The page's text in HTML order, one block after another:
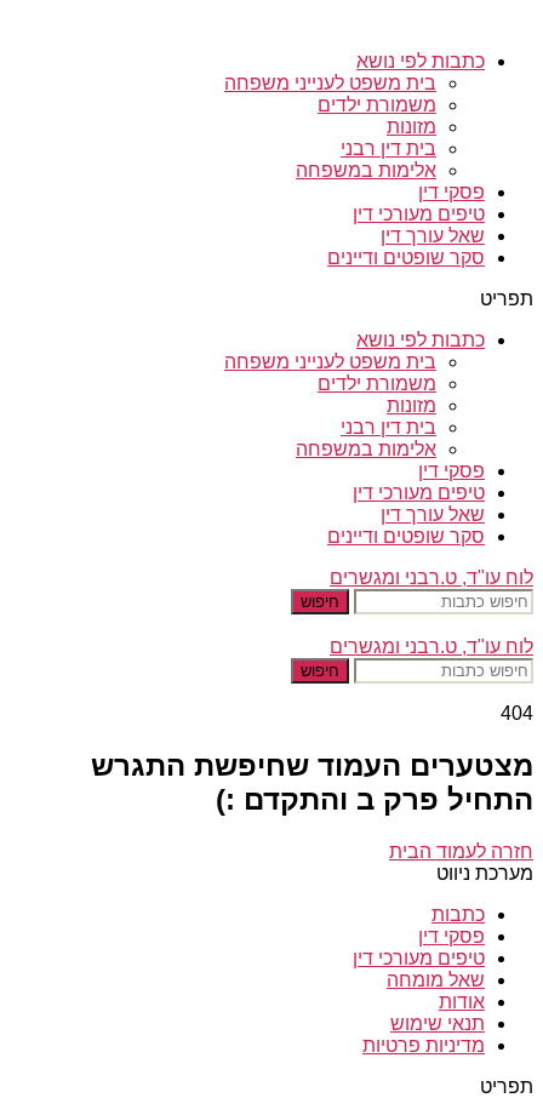
כתבות לפי נושא
בית משפט לענייני משפחה
משמורת ילדים
מזונות
בית דין רבני
אלימות במשפחה
פסקי דין
טיפים מעורכי דין
שאל עורך דין
סקר שופטים ודיינים
תפריט
כתבות לפי נושא
בית משפט לענייני משפחה
משמורת ילדים
מזונות
בית דין רבני
אלימות במשפחה
פסקי דין
טיפים מעורכי דין
שאל עורך דין
סקר שופטים ודיינים
לוח עו"ד, ט.רבני ומגשרים
חיפוש
לוח עו"ד, ט.רבני ומגשרים
חיפוש
404
מצטערים העמוד שחיפשת התגרש
התחיל פרק ב והתקדם :)
חזרה לעמוד הבית
מערכת ניווט
כתבות
פסקי דין
טיפים מעורכי דין
שאל מומחה
אודות
תנאי שימוש
מדיניות פרטיות
תפריט